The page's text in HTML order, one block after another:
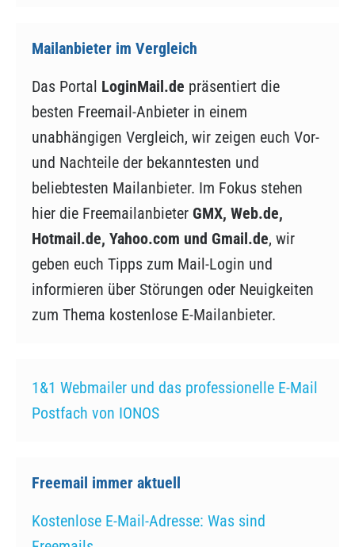
Mailanbieter im Vergleich
Das Portal LoginMail.de präsentiert die
besten Freemail-Anbieter in einem
unabhängigen Vergleich, wir zeigen euch Vor-
und Nachteile der bekanntesten und
beliebtesten Mailanbieter. Im Fokus stehen
hier die Freemailanbieter GMX, Web.de,
Hotmail.de, Yahoo.com und Gmail.de, wir
geben euch Tipps zum Mail-Login und
informieren über Störungen oder Neuigkeiten
zum Thema kostenlose E-Mailanbieter.
1&1 Webmailer und das professionelle E-Mail
Postfach von IONOS
Freemail immer aktuell
Kostenlose E-Mail-Adresse: Was sind